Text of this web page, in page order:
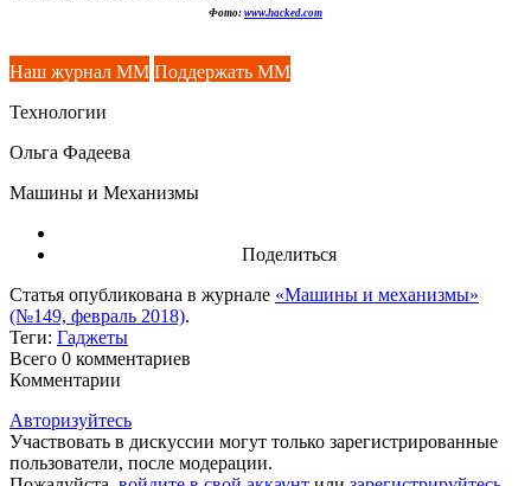
Фото: www.hacked.com
Наш журнал ММ Поддержать ММ
Технологии
Ольга Фадеева
Машины и Механизмы
Поделиться
Статья опубликована в журнале «Машины и механизмы»
(№149, февраль 2018).
Теги: Гаджеты
Всего 0 комментариев
Комментарии
Авторизуйтесь
Участвовать в дискуссии могут только зарегистрированные
пользователи, после модерации.